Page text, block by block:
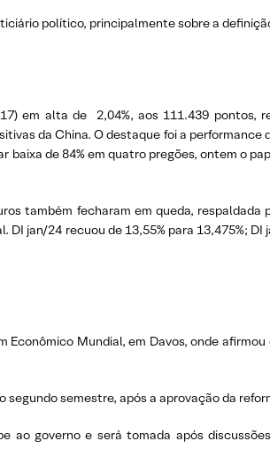
político, principalmente sobre a
em alta de 2,04%, aos 111.439 pontos,
da China. O destaque foi a
de 84% em quatro pregões, ontem o
também fecharam em queda,
jan/24 recuou de 13,55% para 13,475%; DI
Mundial, em Davos, onde
semestre, após a aprovação da
ao governo e será tomada após